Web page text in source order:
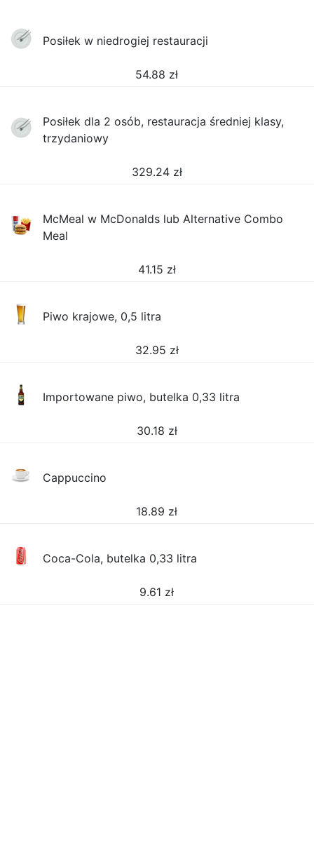
Posiłek w niedrogiej restauracji
54.88 zł
Posiłek dla 2 osób, restauracja średniej klasy,
trzydaniowy
329.24 zł
McMeal w McDonalds lub Alternative Combo
Meal
41.15 zł
Piwo krajowe, 0,5 litra
32.95 zł
Importowane piwo, butelka 0,33 litra
30.18 zł
Cappuccino
18.89 zł
Coca-Cola, butelka 0,33 litra
9.61 zł